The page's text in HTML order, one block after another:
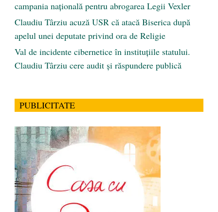
campania națională pentru abrogarea Legii Vexler
Claudiu Târziu acuză USR că atacă Biserica după
apelul unei deputate privind ora de Religie
Val de incidente cibernetice în instituțiile statului.
Claudiu Târziu cere audit și răspundere publică
PUBLICITATE